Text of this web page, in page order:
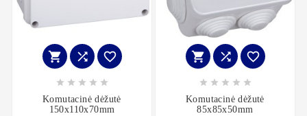
  
    
Komutacinė dėžutė
150x110x70mm
  
    
Komutacinė dėžutė
85x85x50mm